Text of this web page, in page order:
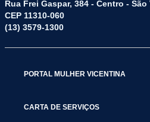
Rua Frei Gaspar, 384 - Centro - São
CEP 11310-060
(13) 3579-1300
PORTAL MULHER VICENTINA
CARTA DE SERVIÇOS